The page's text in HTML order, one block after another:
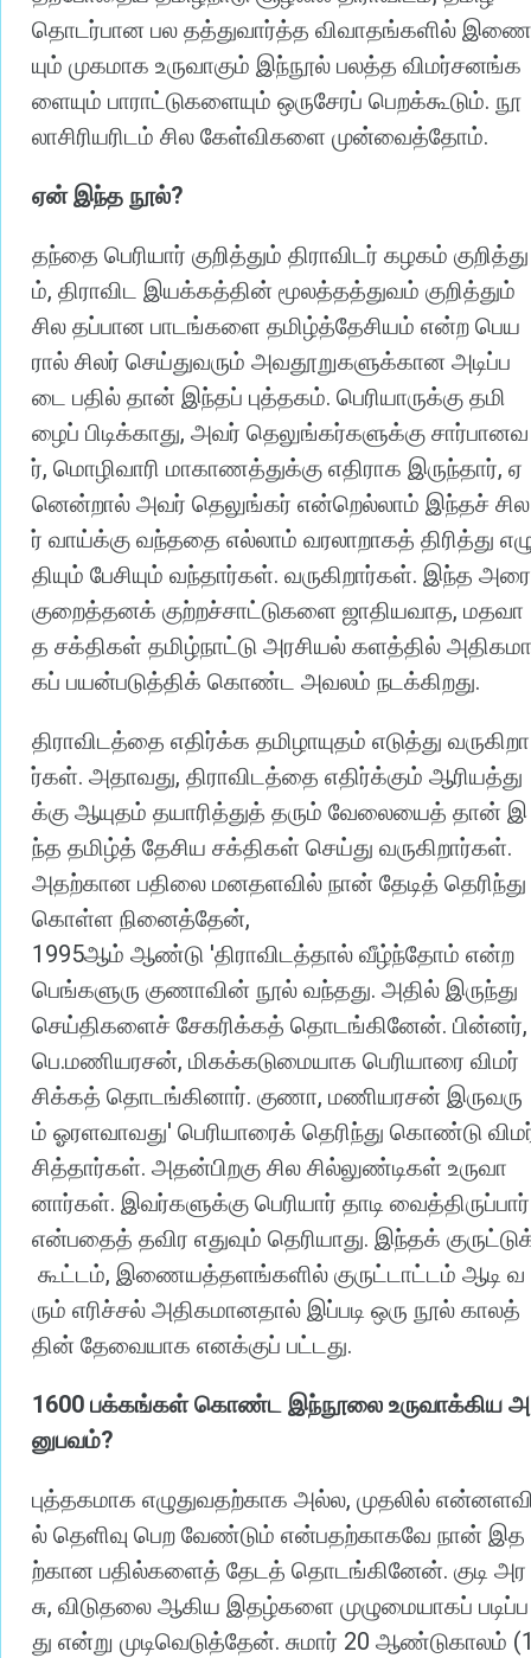
தொடர்பான பல தத்துவார்த்த விவாதங்களில் இணை
யும் முகமாக உருவாகும் இந்நூல் பலத்த விமர்சனங்க
ளையும் பாராட்டுகளையும் ஒருசேரப் பெறக்கூடும். நூ
லாசிரியரிடம் சில கேள்விகளை முன்வைத்தோம்.
ஏன் இந்த நூல்?
தந்தை பெரியார் குறித்தும் திராவிடர் கழகம் குறித்து
ம், திராவிட இயக்கத்தின் மூலத்தத்துவம் குறித்தும்
சில தப்பான பாடங்களை தமிழ்த்தேசியம் என்ற பெய
ரால் சிலர் செய்துவரும் அவதூறுகளுக்கான அடிப்ப
டை பதில் தான் இந்தப் புத்தகம். பெரியாருக்கு தமி
ழைப் பிடிக்காது, அவர் தெலுங்கர்களுக்கு சார்பானவ
ர், மொழிவாரி மாகாணத்துக்கு எதிராக இருந்தார், ஏ
னென்றால் அவர் தெலுங்கர் என்றெல்லாம் இந்தச் சில
ர் வாய்க்கு வந்ததை எல்லாம் வரலாறாகத் திரித்து
தியும் பேசியும் வந்தார்கள். வருகிறார்கள். இந்த அரை
குறைத்தனக் குற்றச்சாட்டுகளை ஜாதியவாத, மதவா
த சக்திகள் தமிழ்நாட்டு அரசியல் களத்தில் அதிகமா
கப் பயன்படுத்திக் கொண்ட அவலம் நடக்கிறது.
திராவிடத்தை எதிர்க்க தமிழாயுதம் எடுத்து வருகிறா
ர்கள். அதாவது, திராவிடத்தை எதிர்க்கும் ஆரியத்து
க்கு ஆயுதம் தயாரித்துத் தரும் வேலையைத் தான் இ
ந்த தமிழ்த் தேசிய சக்திகள் செய்து வருகிறார்கள்.
அதற்கான பதிலை மனதளவில் நான் தேடித் தெரிந்து
கொள்ள நினைத்தேன்,
1995ஆம் ஆண்டு 'திராவிடத்தால் வீழ்ந்தோம் என்ற
பெங்களுரு குணாவின் நூல் வந்தது. அதில் இருந்து
செய்திகளைச் சேகரிக்கத் தொடங்கினேன். பின்னர்
பெ.மணியரசன், மிகக்கடுமையாக பெரியாரை விமர்
சிக்கத் தொடங்கினார். குணா, மணியரசன் இருவரு
ம் ஓரளவாவது' பெரியாரைக் தெரிந்து கொண்டு
சித்தார்கள். அதன்பிறகு சில சில்லுண்டிகள் உருவா
னார்கள். இவர்களுக்கு பெரியார் தாடி வைத்திருப்பார்
என்பதைத் தவிர எதுவும் தெரியாது. இந்தக்
கூட்டம், இணையத்தளங்களில் குருட்டாட்டம் ஆடி வ
ரும் எரிச்சல் அதிகமானதால் இப்படி ஒரு நூல் காலத்
தின் தேவையாக எனக்குப் பட்டது.
1600 பக்கங்கள் கொண்ட இந்நூலை உருவாக்கிய அ
னுபவம்?
புத்தகமாக எழுதுவதற்காக அல்ல, முதலில்
ல் தெளிவு பெற வேண்டும் என்பதற்காகவே நான் இத
ற்கான பதில்களைத் தேடத் தொடங்கினேன். குடி அர
சு, விடுதலை ஆகிய இதழ்களை முழுமையாகப் படிப்ப
து என்று முடிவெடுத்தேன். சுமார் 20 ஆண்டுகாலம்